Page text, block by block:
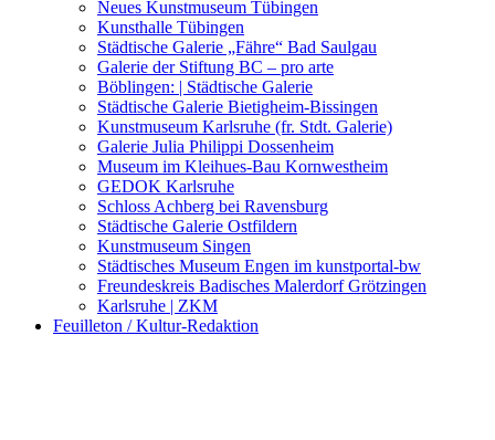
Kunstwettbewerbe, Ausschreibungen für Künstler
Neues Kunstmuseum Tübingen
Kunsthalle Tübingen
Städtische Galerie „Fähre“ Bad Saulgau
Galerie der Stiftung BC – pro arte
Böblingen: | Städtische Galerie
Städtische Galerie Bietigheim-Bissingen
Kunstmuseum Karlsruhe (fr. Stdt. Galerie)
Galerie Julia Philippi Dossenheim
Museum im Kleihues-Bau Kornwestheim
GEDOK Karlsruhe
Schloss Achberg bei Ravensburg
Städtische Galerie Ostfildern
Kunstmuseum Singen
Städtisches Museum Engen im kunstportal-bw
Freundeskreis Badisches Malerdorf Grötzingen
Karlsruhe | ZKM
Feuilleton / Kultur-Redaktion